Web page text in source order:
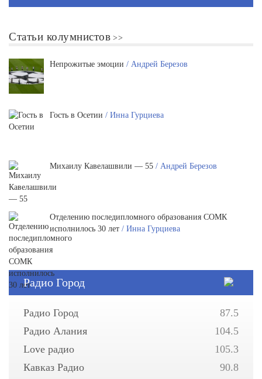
Статьи колумнистов
Непрожитые эмоции / Андрей Березов
Гость в Осетии / Инна Гурциева
Михаилу Кавелашвили — 55 / Андрей Березов
Отделению последипломного образования СОМК
исполнилось 30 лет / Инна Гурциева
Радио Город
Радио Город
87.5
Радио Алания
104.5
Love радио
105.3
Кавказ Радио
90.8